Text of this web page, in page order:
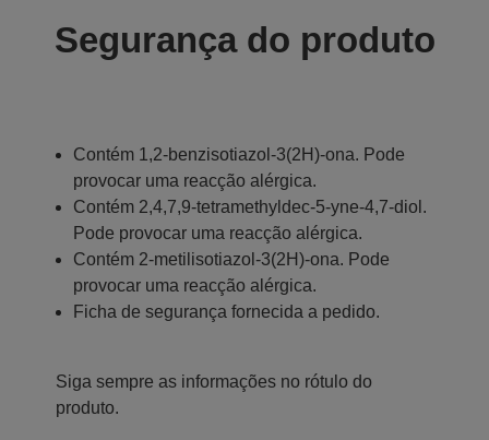
Segurança do produto
Contém 1,2-benzisotiazol-3(2H)-ona. Pode
provocar uma reacção alérgica.
Contém 2,4,7,9-tetramethyldec-5-yne-4,7-diol.
Pode provocar uma reacção alérgica.
Contém 2-metilisotiazol-3(2H)-ona. Pode
provocar uma reacção alérgica.
Ficha de segurança fornecida a pedido.
Siga sempre as informações no rótulo do
produto.